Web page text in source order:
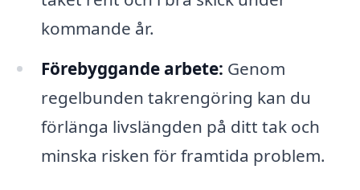
kommande år.
Förebyggande arbete: Genom
regelbunden takrengöring kan du
förlänga livslängden på ditt tak och
minska risken för framtida problem.